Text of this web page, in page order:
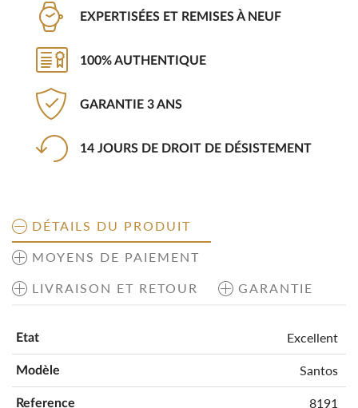
EXPERTISÉES ET REMISES À NEUF
100% AUTHENTIQUE
GARANTIE 3 ANS
14 JOURS DE DROIT DE DÉSISTEMENT
DÉTAILS DU PRODUIT
MOYENS DE PAIEMENT
LIVRAISON ET RETOUR GARANTIE
Etat Excellent
Modèle Santos
Reference 8191